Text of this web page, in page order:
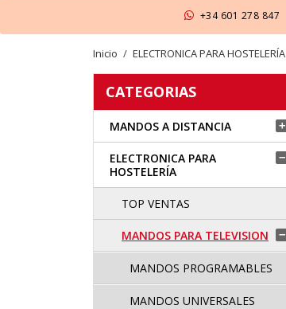
+34 601 278 847
Inicio ELECTRONICA PARA HOSTELERÍA
CATEGORIAS
MANDOS A DISTANCIA 
ELECTRONICA PARA
HOSTELERÍA

TOP VENTAS
MANDOS PARA TELEVISION 
MANDOS PROGRAMABLES
MANDOS UNIVERSALES